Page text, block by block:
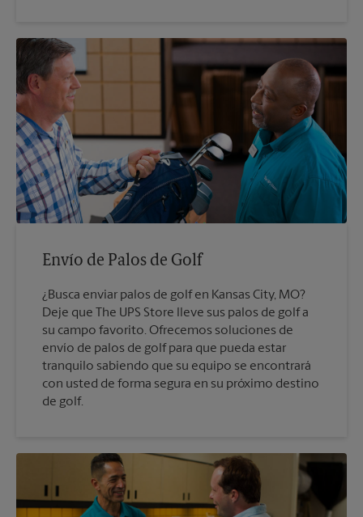
Envío de Palos de Golf
¿Busca enviar palos de golf en Kansas City, MO?
Deje que The UPS Store lleve sus palos de golf a
su campo favorito. Ofrecemos soluciones de
envío de palos de golf para que pueda estar
tranquilo sabiendo que su equipo se encontrará
con usted de forma segura en su próximo destino
de golf.